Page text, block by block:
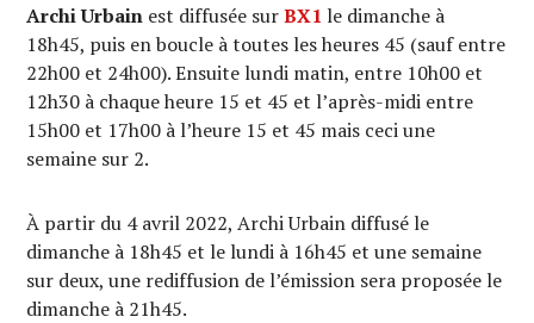
Archi Urbain est diffusée surBX1 le dimanche à
18h45, puis en boucle à toutes les heures 45 (sauf entre
22h00 et 24h00). Ensuite lundi matin, entre 10h00 et
12h30 à chaque heure 15 et 45 et l’après-midi entre
15h00 et 17h00 à l’heure 15 et 45 mais ceci une
semaine sur 2.
À partir du 4 avril 2022, Archi Urbain diffusé le
dimanche à 18h45 et le lundi à 16h45 et une semaine
sur deux, une rediffusion de l’émission sera proposée le
dimanche à 21h45.